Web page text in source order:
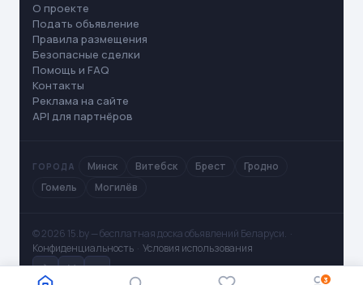
3
О проекте
Подать объявление
Правила размещения
Безопасные сделки
Помощь и FAQ
Контакты
Реклама на сайте
API для партнёров
ГОРОДА Минск Витебск Брест
Гродно
Гомель
Могилёв
© 2026 15.by — бесплатная доска объявлений Беларуси. ·
Конфиденциальность · Условия использования
✈ V ◻